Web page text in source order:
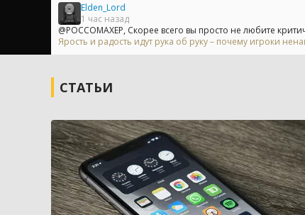
Elden_Lord
1 час назад
@POCCOMAXEP, Скорее всего вы просто не любите
Ярость и радость идут рука об руку – почему игроки
СТАТЬИ